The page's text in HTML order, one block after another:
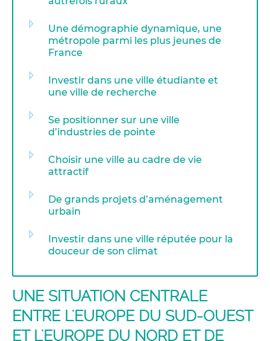
Une démographie dynamique, une
métropole parmi les plus jeunes de
France
Investir dans une ville étudiante et
une ville de recherche
Se positionner sur une ville
d’industries de pointe
Choisir une ville au cadre de vie
attractif
De grands projets d’aménagement
urbain
Investir dans une ville réputée pour la
douceur de son climat
UNE SITUATION CENTRALE
ENTRE L'EUROPE DU SUD-OUEST
ET L'EUROPE DU NORD ET DE